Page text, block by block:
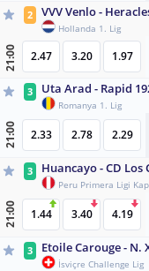
2 VVV Venlo -
Hollanda 1. Lig
21:00 2.47 3.20 1.97
3 Uta Arad - Rapid
Romanya 1. Lig
21:00 2.33 2.78 2.29
3 Huancayo - CD Los
Peru Primera Ligi
21:00 1.44 3.40 4.19
3 Etoile Carouge - N.
İsviçre Challenge Lig